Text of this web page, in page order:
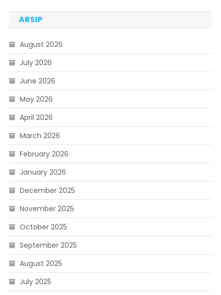
ARSIP
August 2026
July 2026
June 2026
May 2026
April 2026
March 2026
February 2026
January 2026
December 2025
November 2025
October 2025
September 2025
August 2025
July 2025